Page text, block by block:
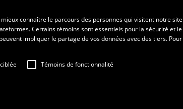
connaître le parcours des personnes qui visitent notre
Certains témoins sont essentiels pour la sécurité et
impliquer le partage de vos données avec des tiers.
Témoins de fonctionnalité